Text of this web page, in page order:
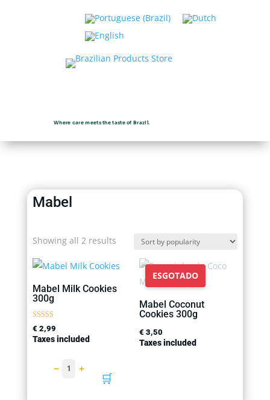
Where care meets the taste of Brazil.
Mabel
Showing all 2 resultsSorted
popularity
Mabel Milk Cookies
300g
Rated
5.00
out of 5
€ 2,99
Taxes included
− 1 +
🛒
ESGOTADO
Mabel Coconut
Cookies 300g
€ 3,50
Taxes included